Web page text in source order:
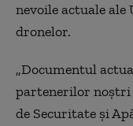
nevoile actuale
dronelor.
„Documentul
partenerilor
de Securitate şi